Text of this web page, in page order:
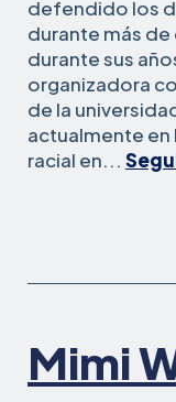
defendido los
durante más
durante sus
organizadora
de la
actualmente en
racial en...
Mimi